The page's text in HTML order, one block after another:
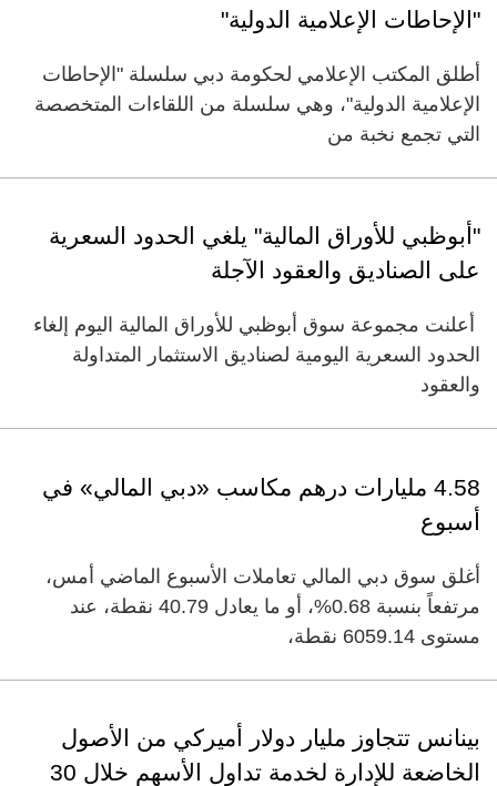
"الإحاطات الإعلامية الدولية"
أطلق المكتب الإعلامي لحكومة دبي سلسلة "الإحاطات
الإعلامية الدولية"، وهي سلسلة من اللقاءات المتخصصة
التي تجمع نخبة من
"أبوظبي للأوراق المالية" يلغي الحدود السعرية
على الصناديق والعقود الآجلة
أعلنت مجموعة سوق أبوظبي للأوراق المالية اليوم إلغاء
الحدود السعرية اليومية لصناديق الاستثمار المتداولة
والعقود
4.58 مليارات درهم مكاسب «دبي المالي» في
أسبوع
أغلق سوق دبي المالي تعاملات الأسبوع الماضي أمس،
مرتفعاً بنسبة 0.68%، أو ما يعادل 40.79 نقطة، عند
مستوى 6059.14 نقطة،
بينانس تتجاوز مليار دولار أميركي من الأصول
الخاضعة للإدارة لخدمة تداول الأسهم خلال 30